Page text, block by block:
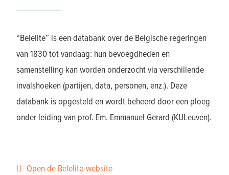
FR
NL
EN
Search
“Belelite” is een databank over de Belgische regeringen
van 1830 tot vandaag: hun bevoegdheden en
samenstelling kan worden onderzocht via verschillende
invalshoeken (partijen, data, personen, enz.). Deze
databank is opgesteld en wordt beheerd door een ploeg
onder leiding van prof. Em. Emmanuel Gerard (KULeuven).
Open de Belelite-website